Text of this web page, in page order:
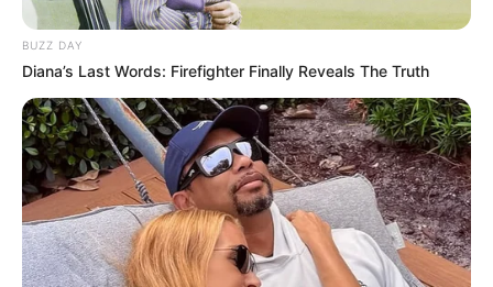
BUZZ DAY
Diana’s Last Words: Firefighter Finally Reveals The Truth